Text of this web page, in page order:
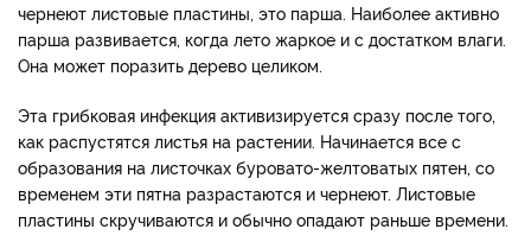
чернеют листовые пластины, это парша. Наиболее активно
парша развивается, когда лето жаркое и с достатком влаги.
Она может поразить дерево целиком.
Эта грибковая инфекция активизируется сразу после того,
как распустятся листья на растении. Начинается все с
образования на листочках буровато-желтоватых пятен, со
временем эти пятна разрастаются и чернеют. Листовые
пластины скручиваются и обычно опадают раньше времени.